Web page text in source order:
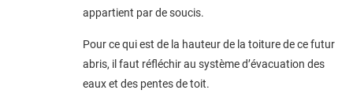
appartient par de soucis.
Pour ce qui est de la hauteur de la toiture de ce futur
abris, il faut réfléchir au système d’évacuation des
eaux et des pentes de toit.